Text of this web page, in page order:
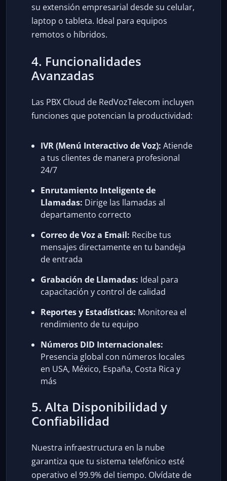
su extensión empresarial desde su celular,
laptop o tableta. Ideal para equipos
remotos o híbridos.
4. Funcionalidades
Avanzadas
Las PBX Cloud de RedVozTelecom incluyen
funciones que potencian la productividad:
IVR (Menú Interactivo de Voz): Atiende
a tus clientes de manera profesional
24/7
Enrutamiento Inteligente de
Llamadas: Dirige las llamadas al
departamento correcto
Correo de Voz a Email: Recibe tus
mensajes directamente en tu bandeja
de entrada
Grabación de Llamadas: Ideal para
capacitación y control de calidad
Reportes y Estadísticas: Monitorea el
rendimiento de tu equipo
Números DID Internacionales:
Presencia global con números locales
en USA, México, España, Costa Rica y
más
5. Alta Disponibilidad y
Confiabilidad
Nuestra infraestructura en la nube
garantiza que tu sistema telefónico esté
operativo el 99.9% del tiempo. Olvídate de